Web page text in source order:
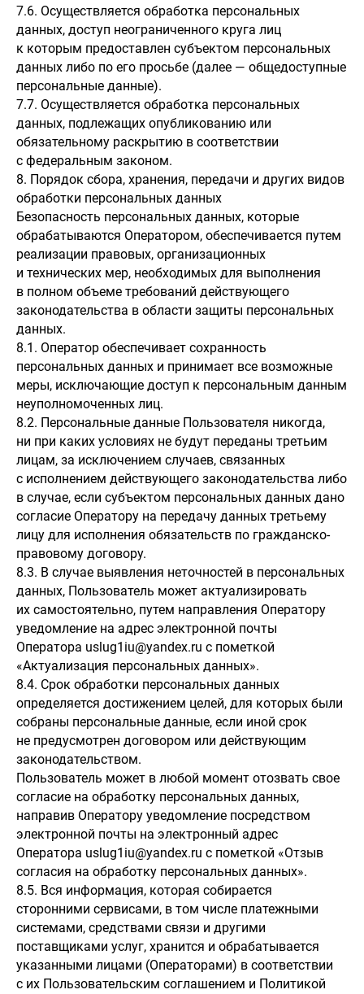
7.6. Осуществляется обработка персональных
данных, доступ неограниченного круга лиц
к которым предоставлен субъектом персональных
данных либо по его просьбе (далее — общедоступные
персональные данные).
7.7. Осуществляется обработка персональных
данных, подлежащих опубликованию или
обязательному раскрытию в соответствии
с федеральным законом.
8. Порядок сбора, хранения, передачи и других видов
обработки персональных данных
Безопасность персональных данных, которые
обрабатываются Оператором, обеспечивается путем
реализации правовых, организационных
и технических мер, необходимых для выполнения
в полном объеме требований действующего
законодательства в области защиты персональных
данных.
8.1. Оператор обеспечивает сохранность
персональных данных и принимает все возможные
меры, исключающие доступ к персональным данным
неуполномоченных лиц.
8.2. Персональные данные Пользователя никогда,
ни при каких условиях не будут переданы третьим
лицам, за исключением случаев, связанных
с исполнением действующего законодательства либо
в случае, если субъектом персональных данных дано
согласие Оператору на передачу данных третьему
лицу для исполнения обязательств по гражданско-
правовому договору.
8.3. В случае выявления неточностей в персональных
данных, Пользователь может актуализировать
их самостоятельно, путем направления Оператору
уведомление на адрес электронной почты
Оператора uslug1iu@yandex.ru с пометкой
«Актуализация персональных данных».
8.4. Срок обработки персональных данных
определяется достижением целей, для которых были
собраны персональные данные, если иной срок
не предусмотрен договором или действующим
законодательством.
Пользователь может в любой момент отозвать свое
согласие на обработку персональных данных,
направив Оператору уведомление посредством
электронной почты на электронный адрес
Оператора uslug1iu@yandex.ru с пометкой «Отзыв
согласия на обработку персональных данных».
8.5. Вся информация, которая собирается
сторонними сервисами, в том числе платежными
системами, средствами связи и другими
поставщиками услуг, хранится и обрабатывается
указанными лицами (Операторами) в соответствии
с их Пользовательским соглашением и Политикой